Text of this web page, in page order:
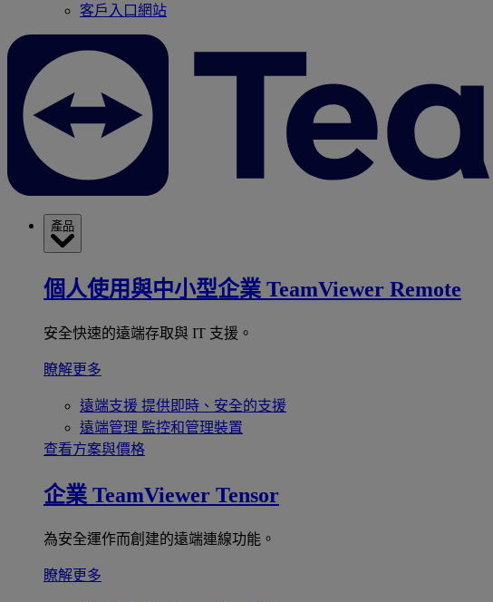
客戶入口網站
產品
個人使用與中小型企業 TeamViewer Remote
安全快速的遠端存取與 IT 支援。
瞭解更多
遠端支援 提供即時、安全的支援
遠端管理 監控和管理裝置
查看方案與價格
企業 TeamViewer Tensor
為安全運作而創建的遠端連線功能。
瞭解更多